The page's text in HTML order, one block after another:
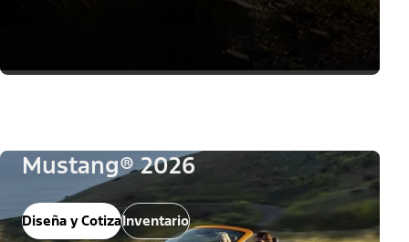
Mustang® 2026
Diseña y CotizaInventario